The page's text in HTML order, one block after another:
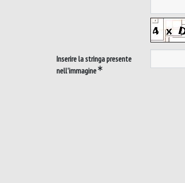
Inserire la stringa presente
nell'immagine